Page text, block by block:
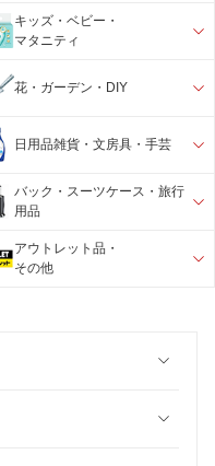
キッズ・ベビー・
マタニティ
花・ガーデン・DIY
日用品雑貨・文房具・手芸
バック・スーツケース・旅行
用品
アウトレット品・
その他